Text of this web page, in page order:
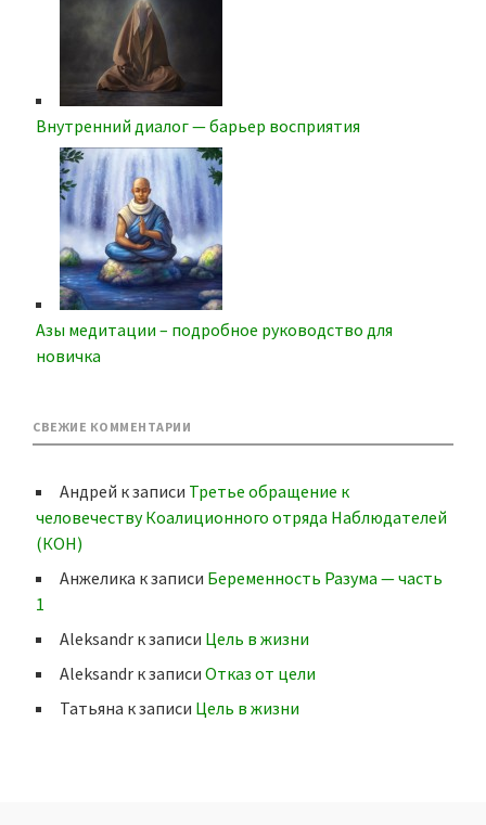
Внутренний диалог — барьер восприятия
Азы медитации – подробное руководство для
новичка
СВЕЖИЕ КОММЕНТАРИИ
Андрей к записи Третье обращение к
человечеству Коалиционного отряда Наблюдателей
(КОН)
Анжелика к записи Беременность Разума — часть
1
Aleksandr к записи Цель в жизни
Aleksandr к записи Отказ от цели
Татьяна к записи Цель в жизни